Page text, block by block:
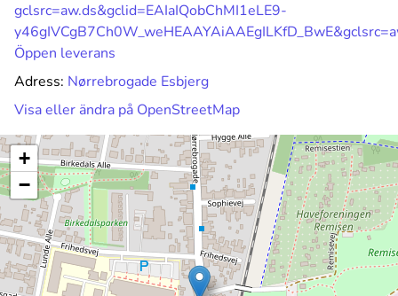
gclsrc=aw.ds&gclid=EAIaIQobChMI1eLE9-
Öppen leverans
Adress: Nørrebrogade Esbjerg
Visa eller ändra på OpenStreetMap
+
−